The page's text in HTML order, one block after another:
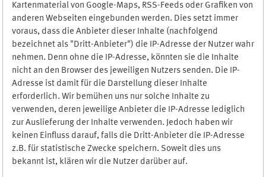
Kartenmaterial von Google-Maps, RSS-Feeds oder Grafiken von
anderen Webseiten eingebunden werden. Dies setzt immer
voraus, dass die Anbieter dieser Inhalte (nachfolgend
bezeichnet als "Dritt-Anbieter") die IP-Adresse der Nutzer wahr
nehmen. Denn ohne die IP-Adresse, könnten sie die Inhalte
nicht an den Browser des jeweiligen Nutzers senden. Die IP-
Adresse ist damit für die Darstellung dieser Inhalte
erforderlich. Wir bemühen uns nur solche Inhalte zu
verwenden, deren jeweilige Anbieter die IP-Adresse lediglich
zur Auslieferung der Inhalte verwenden. Jedoch haben wir
keinen Einfluss darauf, falls die Dritt-Anbieter die IP-Adresse
z.B. für statistische Zwecke speichern. Soweit dies uns
bekannt ist, klären wir die Nutzer darüber auf.